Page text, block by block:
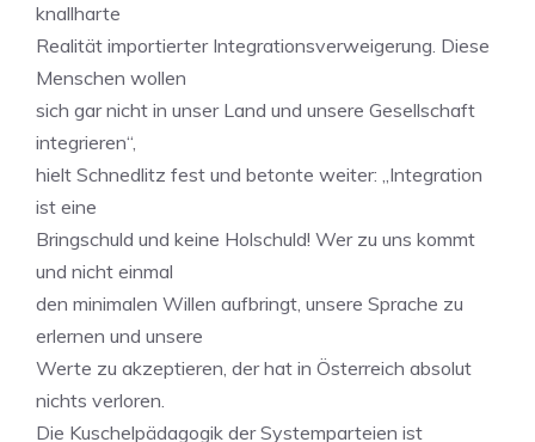
knallharte
Realität importierter Integrationsverweigerung. Diese
Menschen wollen
sich gar nicht in unser Land und unsere Gesellschaft
integrieren“,
hielt Schnedlitz fest und betonte weiter: „Integration
ist eine
Bringschuld und keine Holschuld! Wer zu uns kommt
und nicht einmal
den minimalen Willen aufbringt, unsere Sprache zu
erlernen und unsere
Werte zu akzeptieren, der hat in Österreich absolut
nichts verloren.
Die Kuschelpädagogik der Systemparteien ist